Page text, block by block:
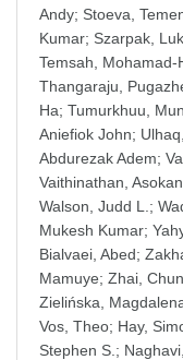
Andy; Stoeva,
Kumar; Szarpak,
Temsah, Mohamad-
Thangaraju,
Ha; Tumurkhuu,
Aniefiok John;
Abdurezak Adem;
Vaithinathan,
Walson, Judd L. ;
Mukesh Kumar;
Bialvaei, Abed;
Mamuye; Zhai,
Zielińska,
Vos, Theo; Hay,
Stephen S. ;